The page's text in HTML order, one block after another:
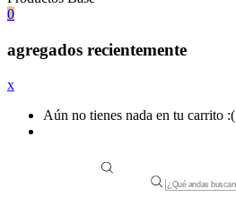
0
agregados recientemente
x
Aún no tienes nada en tu carrito :(
Products
search